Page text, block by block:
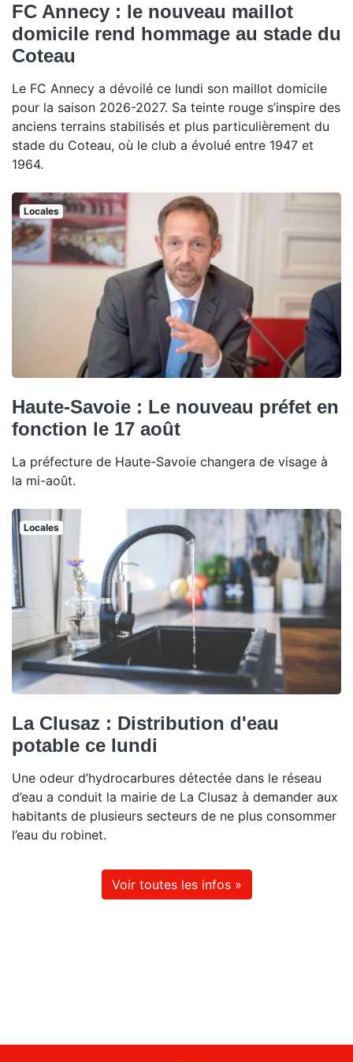
FC Annecy : le nouveau maillot
domicile rend hommage au stade du
Coteau
Le FC Annecy a dévoilé ce lundi son maillot domicile
pour la saison 2026-2027. Sa teinte rouge s’inspire des
anciens terrains stabilisés et plus particulièrement du
stade du Coteau, où le club a évolué entre 1947 et
1964.
Locales
Haute-Savoie : Le nouveau préfet en
fonction le 17 août
La préfecture de Haute-Savoie changera de visage à
la mi-août.
Locales
La Clusaz : Distribution d'eau
potable ce lundi
Une odeur d’hydrocarbures détectée dans le réseau
d’eau a conduit la mairie de La Clusaz à demander aux
habitants de plusieurs secteurs de ne plus consommer
l’eau du robinet.
Voir toutes les infos »